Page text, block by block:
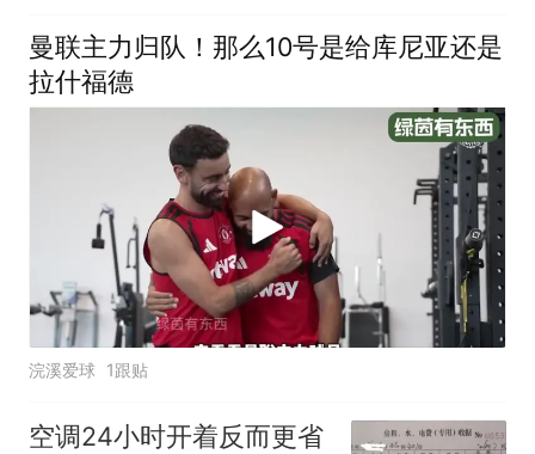
型部分研发；美联储9月
加息概率降至44%，金价
涨破4300美元｜一周国际
曼联主力归队！那么10号是给库尼亚还是
拉什福德
浣溪爱球 1跟贴
空调24小时开着反而更省